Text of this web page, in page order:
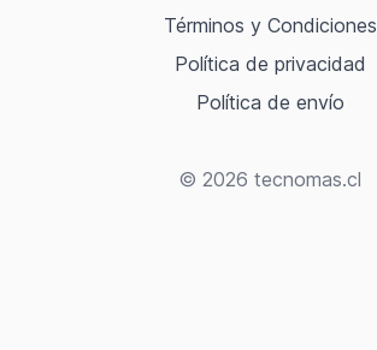
Términos y Condiciones
Política de privacidad
Política de envío
© 2026 tecnomas.cl